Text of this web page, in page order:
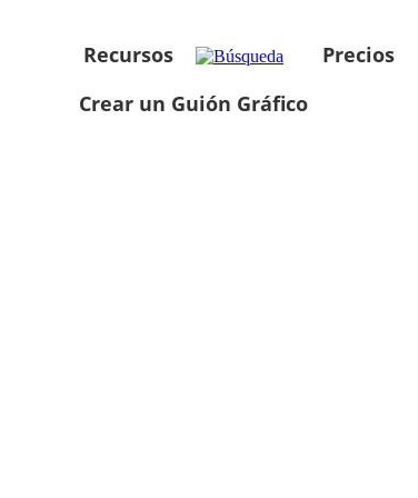
Recursos
Precios
Crear un Guión Gráfico